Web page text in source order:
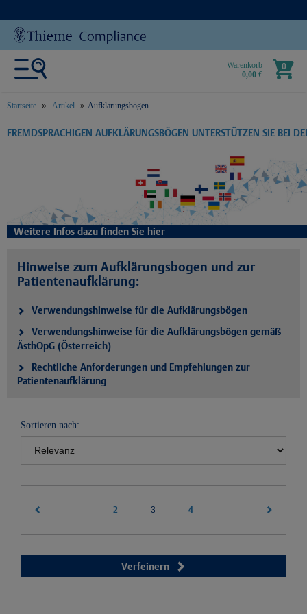
Warenkorb
0,00 €
0
Startseite Artikel Aufklärungsbögen
text.skipToContent
text.skipToNavigation
FREMDSPRACHIGEN AUFKLÄRUNGSBÖGEN UNTERSTÜTZEN SIE BEI
Weitere Infos dazu finden Sie hier
Hinweise zum Aufklärungsbogen und zur
Patientenaufklärung:
Verwendungshinweise für die Aufklärungsbögen
Verwendungshinweise für die Aufklärungsbögen gemäß
ÄsthOpG (Österreich)
Rechtliche Anforderungen und Empfehlungen zur
Patientenaufklärung
Sortieren nach:
2 3 4
Verfeinern